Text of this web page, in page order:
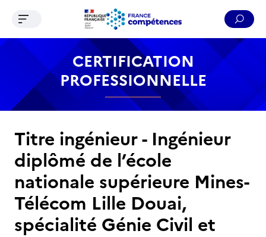
Contenu Recherche Menu Pied de page
Ouvrir le menu de navigation
CERTIFICATION
PROFESSIONNELLE
Titre ingénieur - Ingénieur
diplômé de l’école
nationale supérieure Mines-
Télécom Lille Douai,
spécialité Génie Civil et